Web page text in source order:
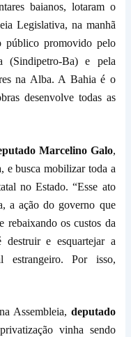
baianos, lotaram o
Legislativa, na manhã
público promovido pelo
(Sindipetro-Ba)e pela
na Alba.A Bahia é o
desenvolve todas as
Marcelino Galo,
ebusca mobilizar toda a
no Estado.“Esse ato
a ação do governo que
rebaixando os custos da
destruir e esquartejar a
estrangeiro.Por isso,
Assembleia, deputado
vinha sendo